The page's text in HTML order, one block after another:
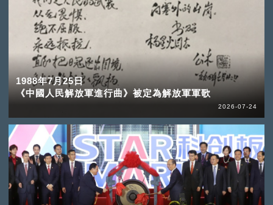
1988年7月25日
《中國人民解放軍進行曲》被定為解放軍軍歌
2026-07-24